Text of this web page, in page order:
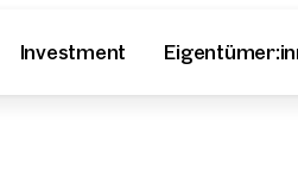
Investment